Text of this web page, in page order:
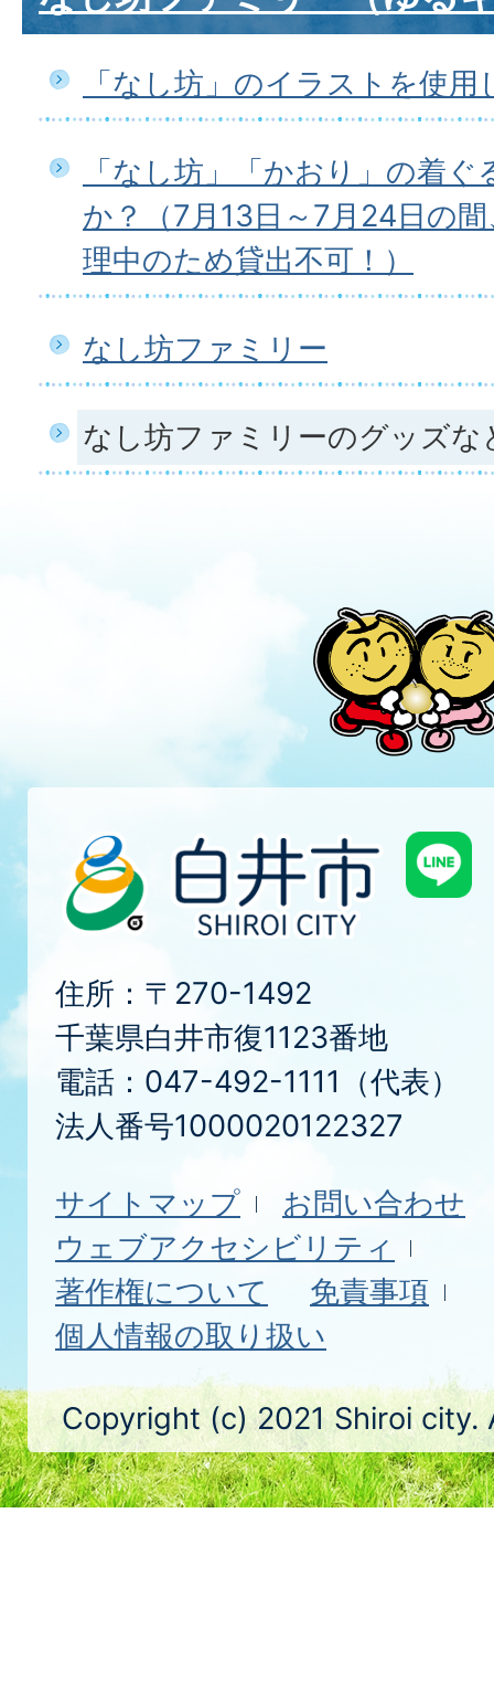
「なし坊」のイラストを使
「なし坊」「かおり」の着
か？（7月13日～7月24日の
理中のため貸出不可！）
なし坊ファミリー
なし坊ファミリーのグッズな
住所：〒270-1492
千葉県白井市復1123番地
電話：047-492-1111（代表）
法人番号1000020122327
サイトマップ
お問い合わせ
ウェブアクセシビリティ
著作権について
免責事項
個人情報の取り扱い
Copyright (c) 2021 Shiroi city.